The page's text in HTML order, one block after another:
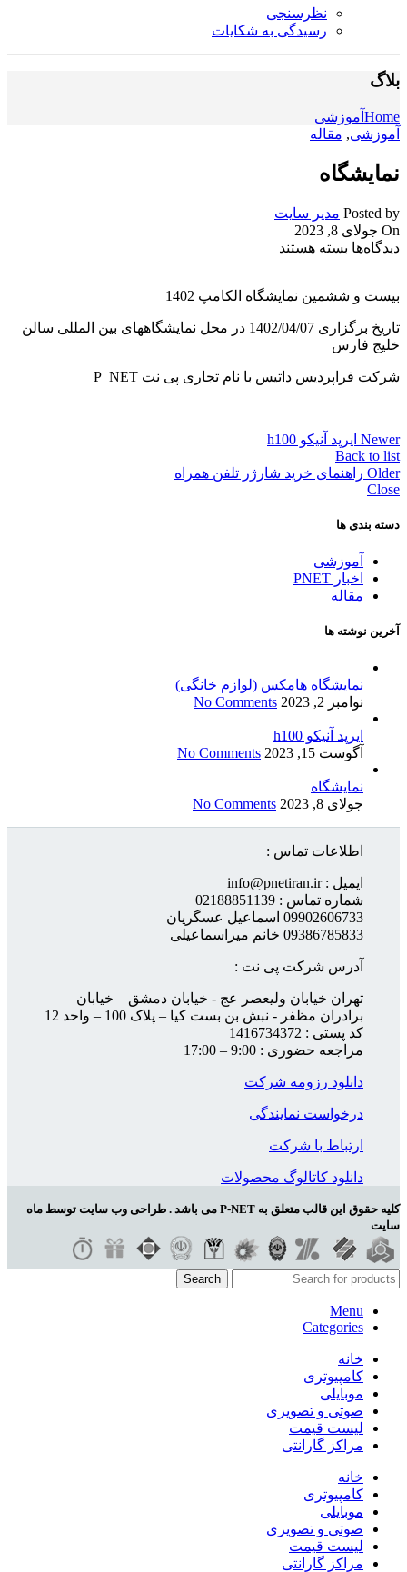
نظرسنجی
رسیدگی به شکایات
بلاگ
Home آموزشی
آموزشی, مقاله
نمایشگاه
Posted by مدیر سایت
On جولای 8, 2023
دیدگاه‌ها برای
بسته هستند
بیست و ششمین نمایشگاه الکامپ 1402
تاریخ برگزاری 1402/04/07 در محل نمایشگاههای بین المللی سالن
خلیج فارس
شرکت فراپردیس داتیس با نام تجاری پی نت P_NET
Newer ایرپد آنیکو h100
Back to list
Older راهنمای خرید شارژر تلفن همراه
Close
دسته بندی ها
آموزشی
اخبار PNET
مقاله
آخرین نوشته ها
نمایشگاه هامکس (لوازم خانگی)
نوامبر 2, 2023
No Comments
ایرپد آنیکو h100
آگوست 15, 2023
No Comments
نمایشگاه
جولای 8, 2023
No Comments
اطلاعات تماس :
ایمیل : info@pnetiran.ir
شماره تماس : 02188851139
09902606733 اسماعیل عسگریان
09386785833 خانم میراسماعیلی
آدرس شرکت پی نت :
تهران خیابان ولیعصر عج - خیابان دمشق – خیابان
برادران مظفر - نبش بن بست کیا – پلاک 100 – واحد 12
کد پستی : 1416734372
مراجعه حضوری : 9:00 – 17:00
دانلود رزومه شرکت
درخواست نمایندگی
ارتباط با شرکت
دانلود کاتالوگ محصولات
کلیه حقوق این قالب متعلق به P-NET می باشد . طراحی وب سایت توسط ماه
سایت
Search
Menu
Categories
خانه
کامپیوتری
موبایلی
صوتی و تصویری
لیست قیمت
مراکز گارانتی
خانه
کامپیوتری
موبایلی
صوتی و تصویری
لیست قیمت
مراکز گارانتی